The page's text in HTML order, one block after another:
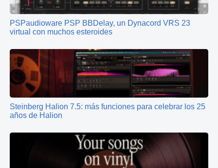
PSPaudioware PSP BBDelay, un Dynacord VRS 23
virtual con muchos esteroides
Steinberg Halion 7.5: más funciones para celebrar los 25
años de Halion